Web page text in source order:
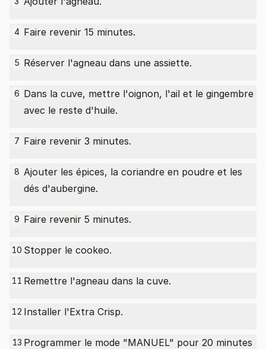
4 Faire revenir 15 minutes.
5 Réserver l'agneau dans une assiette.
6 Dans la cuve, mettre l'oignon, l'ail et le gingembre
avec le reste d'huile.
7 Faire revenir 3 minutes.
8 Ajouter les épices, la coriandre en poudre et les
dés d'aubergine.
9 Faire revenir 5 minutes.
10 Stopper le cookeo.
11 Remettre l'agneau dans la cuve.
12 Installer l'Extra Crisp.
13 Programmer le mode "MANUEL" pour 20 minutes